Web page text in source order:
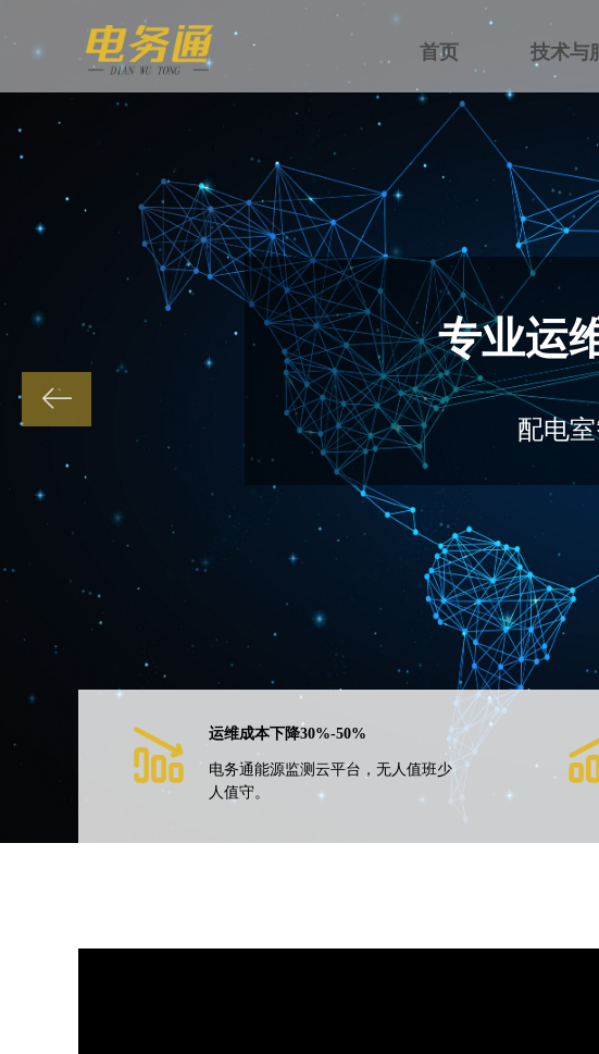
首页 技术与
专业运
配电
ꂃ
运维成本下降30%-50%
电务通能源监测云平台，无人值班少
人值守。